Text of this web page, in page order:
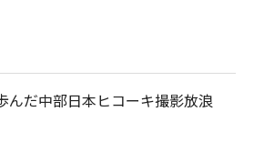
んだ中部日本ヒコーキ撮影放浪